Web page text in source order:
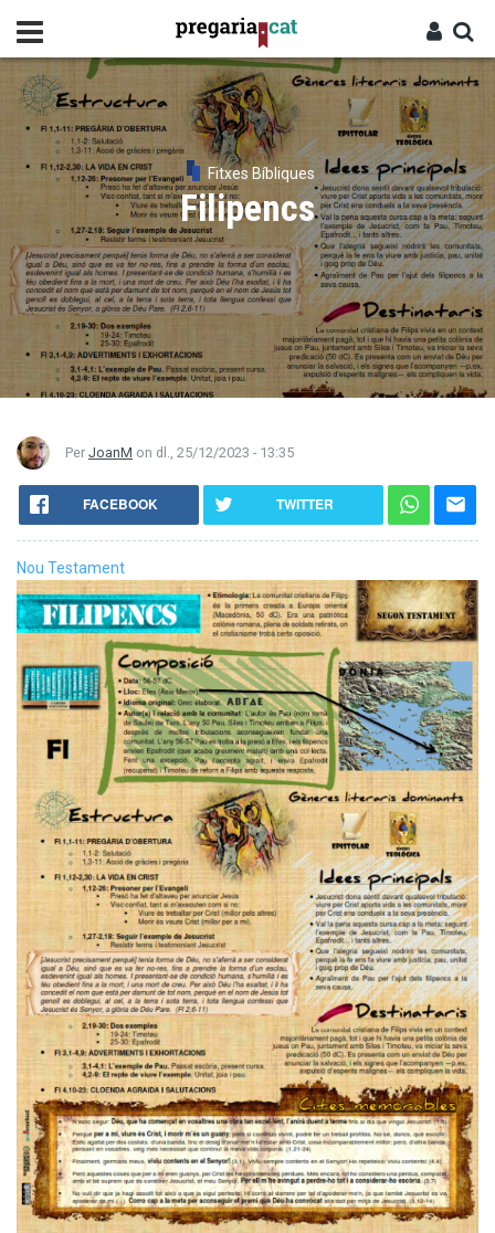
contingut
Entra
Fitxes Bíbliques
Filipencs
Per JoanM on dl., 25/12/2023 - 13:35
FACEBOOK TWITTER
Nou Testament